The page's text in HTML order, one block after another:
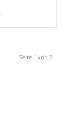
Seite 1 von 2